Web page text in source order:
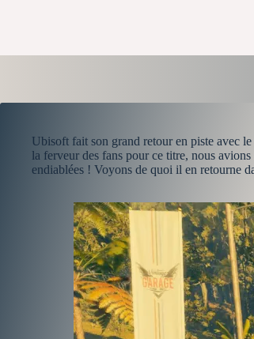
Ubisoft fait son grand retour en piste avec
la ferveur des fans pour ce titre, nous
endiablées ! Voyons de quoi il en retourne